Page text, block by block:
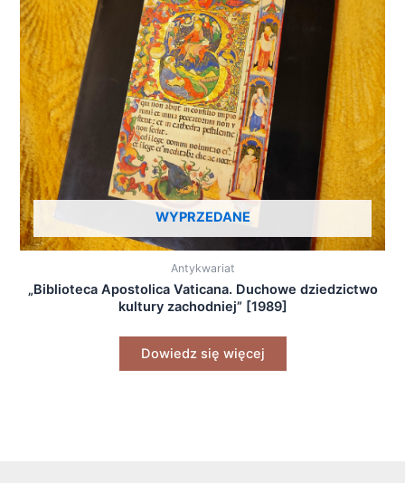
WYPRZEDANE
Antykwariat
„Biblioteca Apostolica Vaticana. Duchowe dziedzictwo
kultury zachodniej” [1989]
Dowiedz się więcej